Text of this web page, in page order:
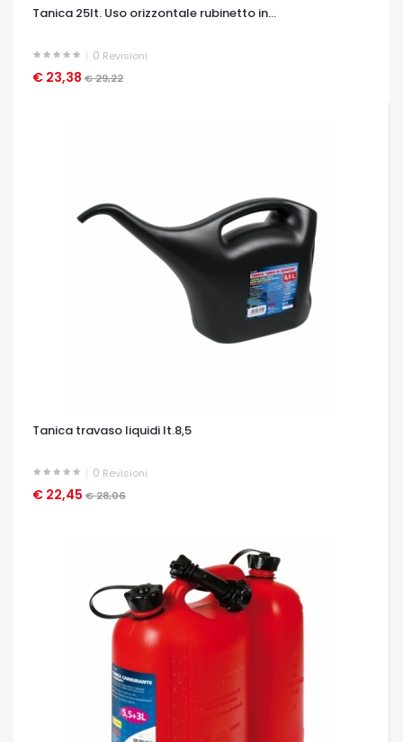
Tanica 25lt. Uso orizzontale rubinetto in...
0 Revisioni
€ 23,38 € 29,22
OCCHIATA VELOCE
Tanica travaso liquidi lt.8,5
0 Revisioni
€ 22,45 € 28,06
OCCHIATA VELOCE